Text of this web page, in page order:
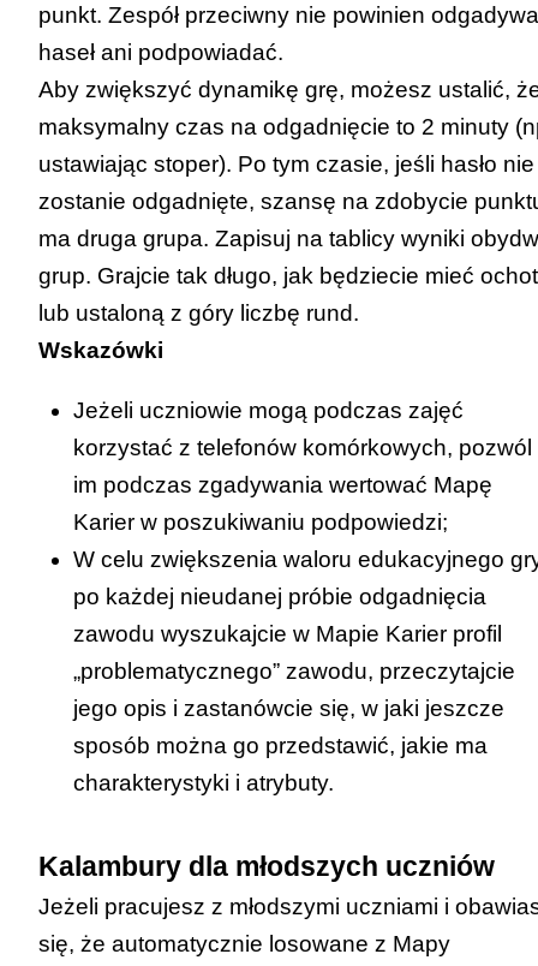
punkt. Zespół przeciwny nie powinien
haseł ani podpowiadać.
Aby zwiększyć dynamikę grę, możesz ustalić,
maksymalny czas na odgadnięcie to 2 minuty
ustawiając stoper). Po tym czasie, jeśli hasło nie
zostanie odgadnięte, szansę na zdobycie
ma druga grupa. Zapisuj na tablicy wyniki
grup. Grajcie tak długo, jak będziecie mieć
lub ustaloną z góry liczbę rund.
Wskazówki
Jeżeli uczniowie mogą podczas zajęć
korzystać z telefonów komórkowych, pozwól
im podczas zgadywania wertować Mapę
Karierw poszukiwaniu podpowiedzi;
W celu zwiększenia waloru edukacyjnego
po każdej nieudanej próbie odgadnięcia
zawodu wyszukajcie w Mapie Karierprofil
„problematycznego” zawodu, przeczytajcie
jego opis i zastanówcie się, w jaki jeszcze
sposób można go przedstawić, jakie ma
charakterystyki i atrybuty.
Kalambury dla młodszych uczniów
Jeżeli pracujesz z młodszymi uczniami i
się, że automatycznie losowane z Mapy